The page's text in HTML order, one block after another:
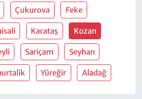
Çukurova Feke
Karataş Kozan
Sariçam Seyhan
Yüreğir Aladağ